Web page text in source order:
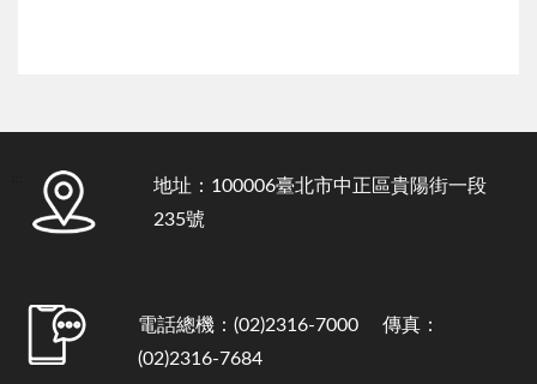
地址：100006臺北市中正區貴陽街一段
235號
電話總機：(02)2316-7000 傳真：
(02)2316-7684